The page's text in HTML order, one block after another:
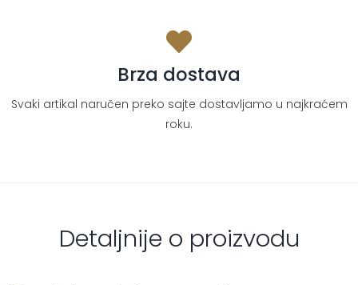
Brza dostava
Svaki artikal naručen preko sajte dostavljamo u najkraćem
roku.
Detaljnije o proizvodu